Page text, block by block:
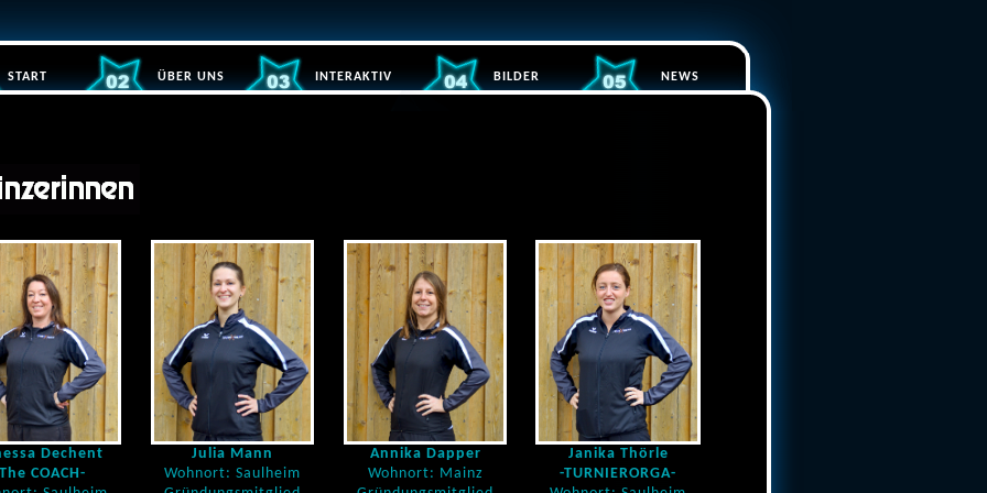
START ÜBER UNS INTERAKTIV BILDER NEWS
Dechent
COACH-
Julia Mann
Wohnort: Saulheim
Annika Dapper
Wohnort: Mainz
Janika Thörle
-TURNIERORGA-